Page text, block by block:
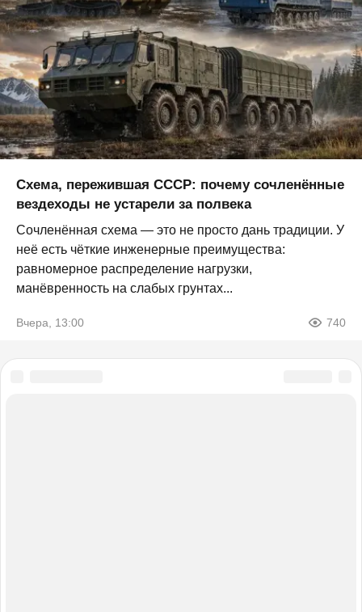
Схема, пережившая СССР: почему сочленённые
вездеходы не устарели за полвека
Сочленённая схема — это не просто дань традиции. У
неё есть чёткие инженерные преимущества:
равномерное распределение нагрузки,
манёвренность на слабых грунтах...
Вчера, 13:00 740